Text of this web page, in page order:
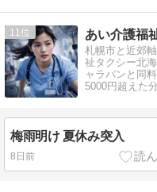
11 あい介護福
札幌市と近郊
祉タクシー北
ャラバンと同
5000円超えた
梅雨明け 夏休み突入
8日前